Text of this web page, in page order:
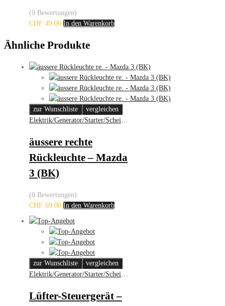
(0 Bewertungen)
CHF 49.00 In den Warenkorb
Ähnliche Produkte
zur Wunschliste
vergleichen
Elektrik/Generator/Starter/Scheinwerfer
äussere rechte
Rückleuchte – Mazda
3 (BK)
(0 Bewertungen)
CHF 69.00 In den Warenkorb
zur Wunschliste
vergleichen
Elektrik/Generator/Starter/Scheinwerfer
Lüfter-Steuergerät –